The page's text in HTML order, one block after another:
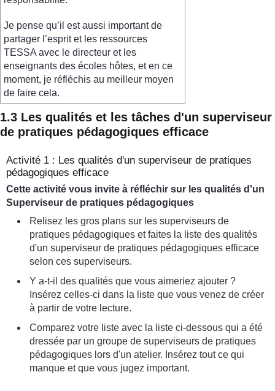
Je pense qu’il est aussi important de
partager l’esprit et les ressources
TESSA avec le directeur et les
enseignants des écoles hôtes, et en ce
moment, je réfléchis au meilleur moyen
de faire cela.
1.3 Les qualités et les tâches d'un superviseur
de pratiques pédagogiques efficace
Activité 1 : Les qualités d'un superviseur de pratiques
pédagogiques efficace
Cette activité vous invite à réfléchir sur les qualités d'un
Superviseur de pratiques pédagogiques
Relisez les gros plans sur les superviseurs de
pratiques pédagogiques et faites la liste des qualités
d'un superviseur de pratiques pédagogiques efficace
selon ces superviseurs.
Y a-t-il des qualités que vous aimeriez ajouter ?
Insérez celles-ci dans la liste que vous venez de créer
à partir de votre lecture.
Comparez votre liste avec la liste ci-dessous qui a été
dressée par un groupe de superviseurs de pratiques
pédagogiques lors d'un atelier. Insérez tout ce qui
manque et que vous jugez important.